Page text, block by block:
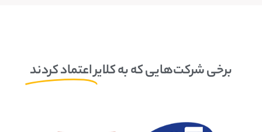
برخی شرکت‌هایی که به کلایراعتماد کردند